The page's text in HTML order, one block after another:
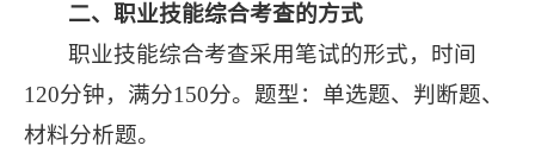
二、职业技能综合考查的方式
职业技能综合考查采用笔试的形式，时间
120分钟，满分150分。 题型 ： 单选题、判断题、
材料分析题。